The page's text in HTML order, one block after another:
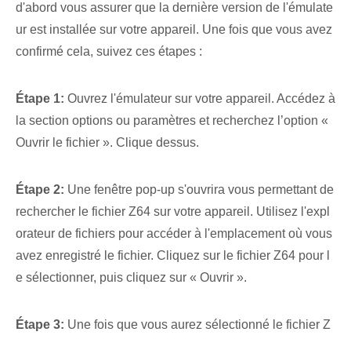
d'abord vous assurer que la dernière version de l'émulate
ur est installée sur votre appareil. Une fois que vous avez
confirmé cela, suivez ces étapes :
Étape 1: Ouvrez⁢ l'émulateur⁢ sur⁢ votre appareil. Accédez à
la section ⁤options ou paramètres et recherchez l’option «
Ouvrir le fichier ». Clique dessus.
Étape 2: Une fenêtre pop-up s'ouvrira vous permettant de
rechercher le fichier Z64 sur votre appareil. Utilisez l'expl
orateur de fichiers pour accéder à l'emplacement où vous
avez enregistré le fichier. Cliquez sur le fichier Z64 pour l
e sélectionner, puis cliquez sur « Ouvrir ».
Étape 3: Une fois que vous aurez sélectionné le fichier Z